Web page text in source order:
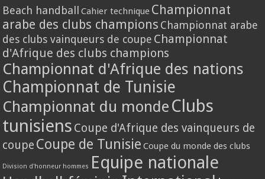
Beach handball Cahier technique Championnat
arabe des clubs champions Championnat arabe
des clubs vainqueurs de coupe Championnat
d'Afrique des clubs champions
Championnat d'Afrique des nations
Championnat de Tunisie
Championnat du monde Clubs
tunisiens Coupe d'Afrique des vainqueurs de
coupe Coupe de Tunisie Coupe du monde des clubs
Division d'honneur hommes Equipe nationale